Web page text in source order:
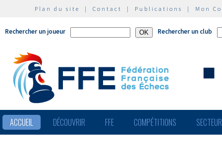
Plan du site | Contact | Publications | Mon
Rechercher un joueur Rechercher un club
ACCUEIL DÉCOUVRIR FFE COMPÉTITIONS